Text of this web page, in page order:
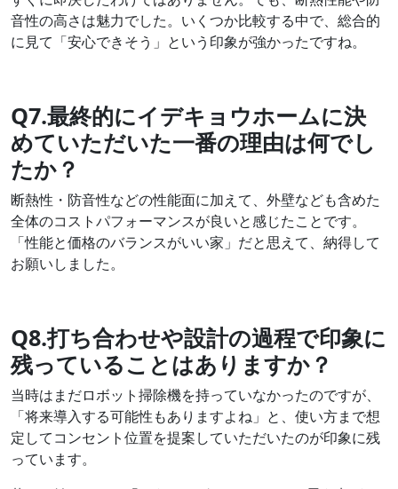
音性の高さは魅力でした。いくつか比較する中で、総合的
に見て「安心できそう」という印象が強かったですね。
Q7.最終的にイデキョウホームに決
めていただいた一番の理由は何でし
たか？
断熱性・防音性などの性能面に加えて、外壁なども含めた
全体のコストパフォーマンスが良いと感じたことです。
「性能と価格のバランスがいい家」だと思えて、納得して
お願いしました。
Q8.打ち合わせや設計の過程で印象に
残っていることはありますか？
当時はまだロボット掃除機を持っていなかったのですが、
「将来導入する可能性もありますよね」と、使い方まで想
定してコンセント位置を提案していただいたのが印象に残
っています。